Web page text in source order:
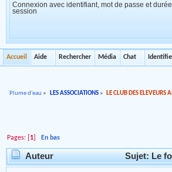
Connexion avec identifiant, mot de passe et
session
Accueil Aide Rechercher Média Chat
Plume d'eau » LES ASSOCIATIONS» LE CLUB DES ELEVEURS
Pages: [ 1 ]En bas
Auteur Sujet: Le